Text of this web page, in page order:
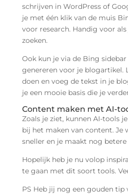
schrijven in WordPress of
je met één klik van de muis
voor research. Handig voor
zoeken.
Ook kun je via de Bing
genereren voor je blogartikel.
doen en voeg de tekst in je
je een mooie basis die je
Content maken met AI-
Zoals je ziet, kunnen AI-tools
bij het maken van content. Je
sneller en je maakt nog
Hopelijk heb je nu volop
te gaan met dit soort tools.
PS Heb jij nog een gouden tip